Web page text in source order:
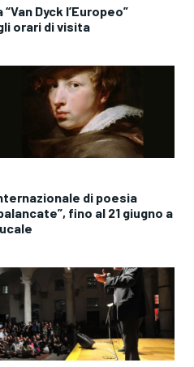
Dyck l’Europeo”
orari di visita
di poesia
fino al 21 giugno a